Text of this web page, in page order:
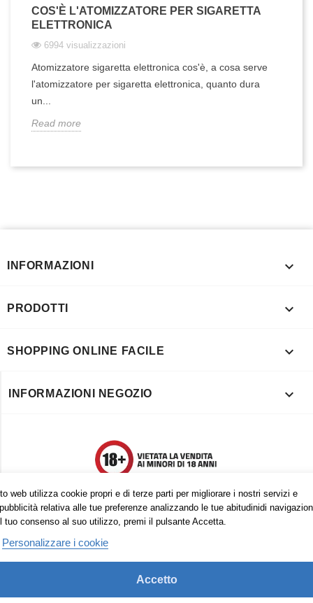
COS'È L'ATOMIZZATORE PER SIGARETTA
ELETTRONICA
6994 visualizzazioni
Atomizzatore sigaretta elettronica cos'è, a cosa serve
l'atomizzatore per sigaretta elettronica, quanto dura
un...
Read more
web utilizza cookie propri e di terze parti per migliorare i nostri servizi e
relativa alle tue preferenze analizzando le tue abitudinidi
tuo consenso al suo utilizzo, premi il pulsante Accetta.
Personalizzare i cookie
Accetto
INFORMAZIONI 
PRODOTTI 
SHOPPING ONLINE FACILE 
INFORMAZIONI NEGOZIO 
Trovaci anche su: